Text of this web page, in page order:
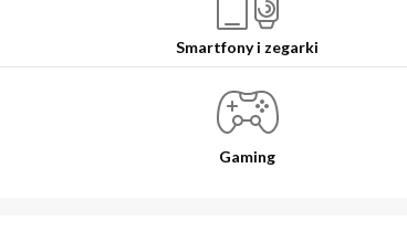
Smartfony i zegarki
Gaming